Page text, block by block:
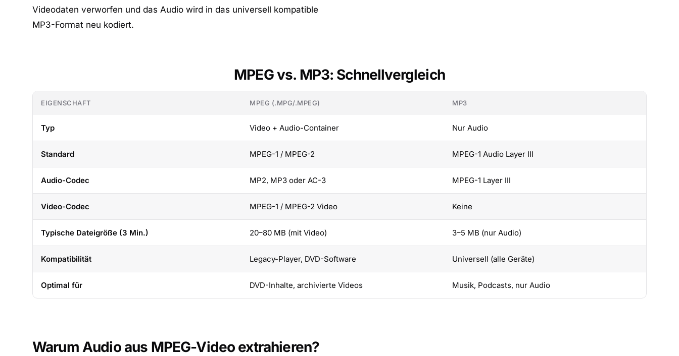
Videodaten verworfen und das Audio wird in das universell kompatible
MP3-Format neu kodiert.
MPEG vs. MP3: Schnellvergleich
EIGENSCHAFT MPEG (.MPG/.MPEG) MP3
Typ Video + Audio-Container Nur Audio
Standard MPEG-1 / MPEG-2 MPEG-1 Audio Layer III
Audio-Codec MP2, MP3 oder AC-3 MPEG-1 Layer III
Video-Codec MPEG-1 / MPEG-2 Video Keine
Typische Dateigröße (3 Min.) 20–80 MB (mit Video) 3–5 MB (nur Audio)
Kompatibilität Legacy-Player, DVD-Software Universell (alle Geräte)
Optimal für DVD-Inhalte, archivierte Videos Musik, Podcasts, nur Audio
Warum Audio aus MPEG-Video extrahieren?